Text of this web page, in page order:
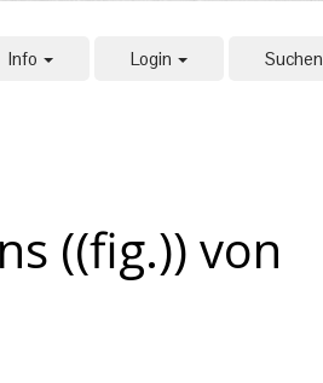
Info Login Suchen
((fig.)) von